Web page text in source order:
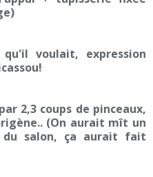
voulait, expression
2,3 coups de pinceaux,
(On aurait mît un
salon, ça aurait fait